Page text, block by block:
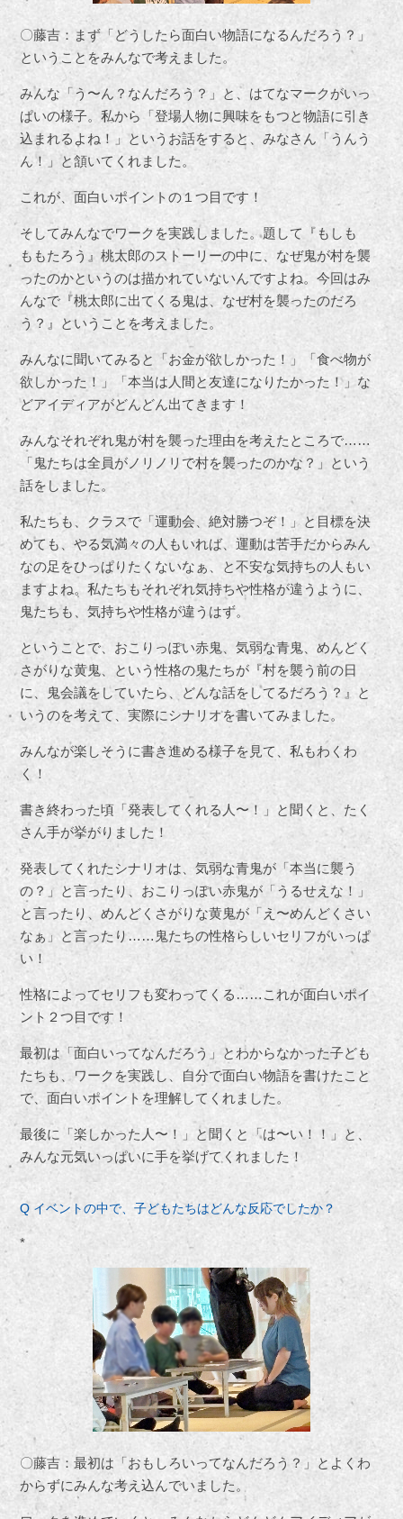
〇藤吉：まず「どうしたら面白い物語になるんだろう？」
ということをみんなで考えました。
みんな「う〜ん？なんだろう？」と、はてなマークがいっ
ぱいの様子。私から「登場人物に興味をもつと物語に引き
込まれるよね！」というお話をすると、みなさん「うんう
ん！」と頷いてくれました。
これが、面白いポイントの１つ目です！
そしてみんなでワークを実践しました。題して『もしも
ももたろう』桃太郎のストーリーの中に、なぜ鬼が村を襲
ったのかというのは描かれていないんですよね。今回はみ
んなで『桃太郎に出てくる鬼は、なぜ村を襲ったのだろ
う？』ということを考えました。
みんなに聞いてみると「お金が欲しかった！」「食べ物が
欲しかった！」「本当は人間と友達になりたかった！」な
どアイディアがどんどん出てきます！
みんなそれぞれ鬼が村を襲った理由を考えたところで……
「鬼たちは全員がノリノリで村を襲ったのかな？」という
話をしました。
私たちも、クラスで「運動会、絶対勝つぞ！」と目標を決
めても、やる気満々の人もいれば、運動は苦手だからみん
なの足をひっぱりたくないなぁ、と不安な気持ちの人もい
ますよね。私たちもそれぞれ気持ちや性格が違うように、
鬼たちも、気持ちや性格が違うはず。
ということで、おこりっぽい赤鬼、気弱な青鬼、めんどく
さがりな黄鬼、という性格の鬼たちが『村を襲う前の日
に、鬼会議をしていたら、どんな話をしてるだろう？』と
いうのを考えて、実際にシナリオを書いてみました。
みんなが楽しそうに書き進める様子を見て、私もわくわ
く！
書き終わった頃「発表してくれる人〜！」と聞くと、たく
さん手が挙がりました！
発表してくれたシナリオは、気弱な青鬼が「本当に襲う
の？」と言ったり、おこりっぽい赤鬼が「うるせえな！」
と言ったり、めんどくさがりな黄鬼が「え〜めんどくさい
なぁ」と言ったり……鬼たちの性格らしいセリフがいっぱ
い！
性格によってセリフも変わってくる……これが面白いポイ
ント２つ目です！
最初は「面白いってなんだろう」とわからなかった子ども
たちも、ワークを実践し、自分で面白い物語を書けたこと
で、面白いポイントを理解してくれました。
最後に「楽しかった人〜！」と聞くと「は〜い！！」と、
みんな元気いっぱいに手を挙げてくれました！
Q イベントの中で、子どもたちはどんな反応でしたか？
*
〇藤吉：最初は「おもしろいってなんだろう？」とよくわ
からずにみんな考え込んでいました。